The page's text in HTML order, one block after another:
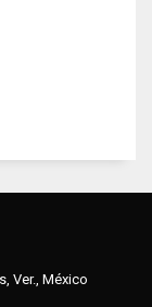
Ver., México